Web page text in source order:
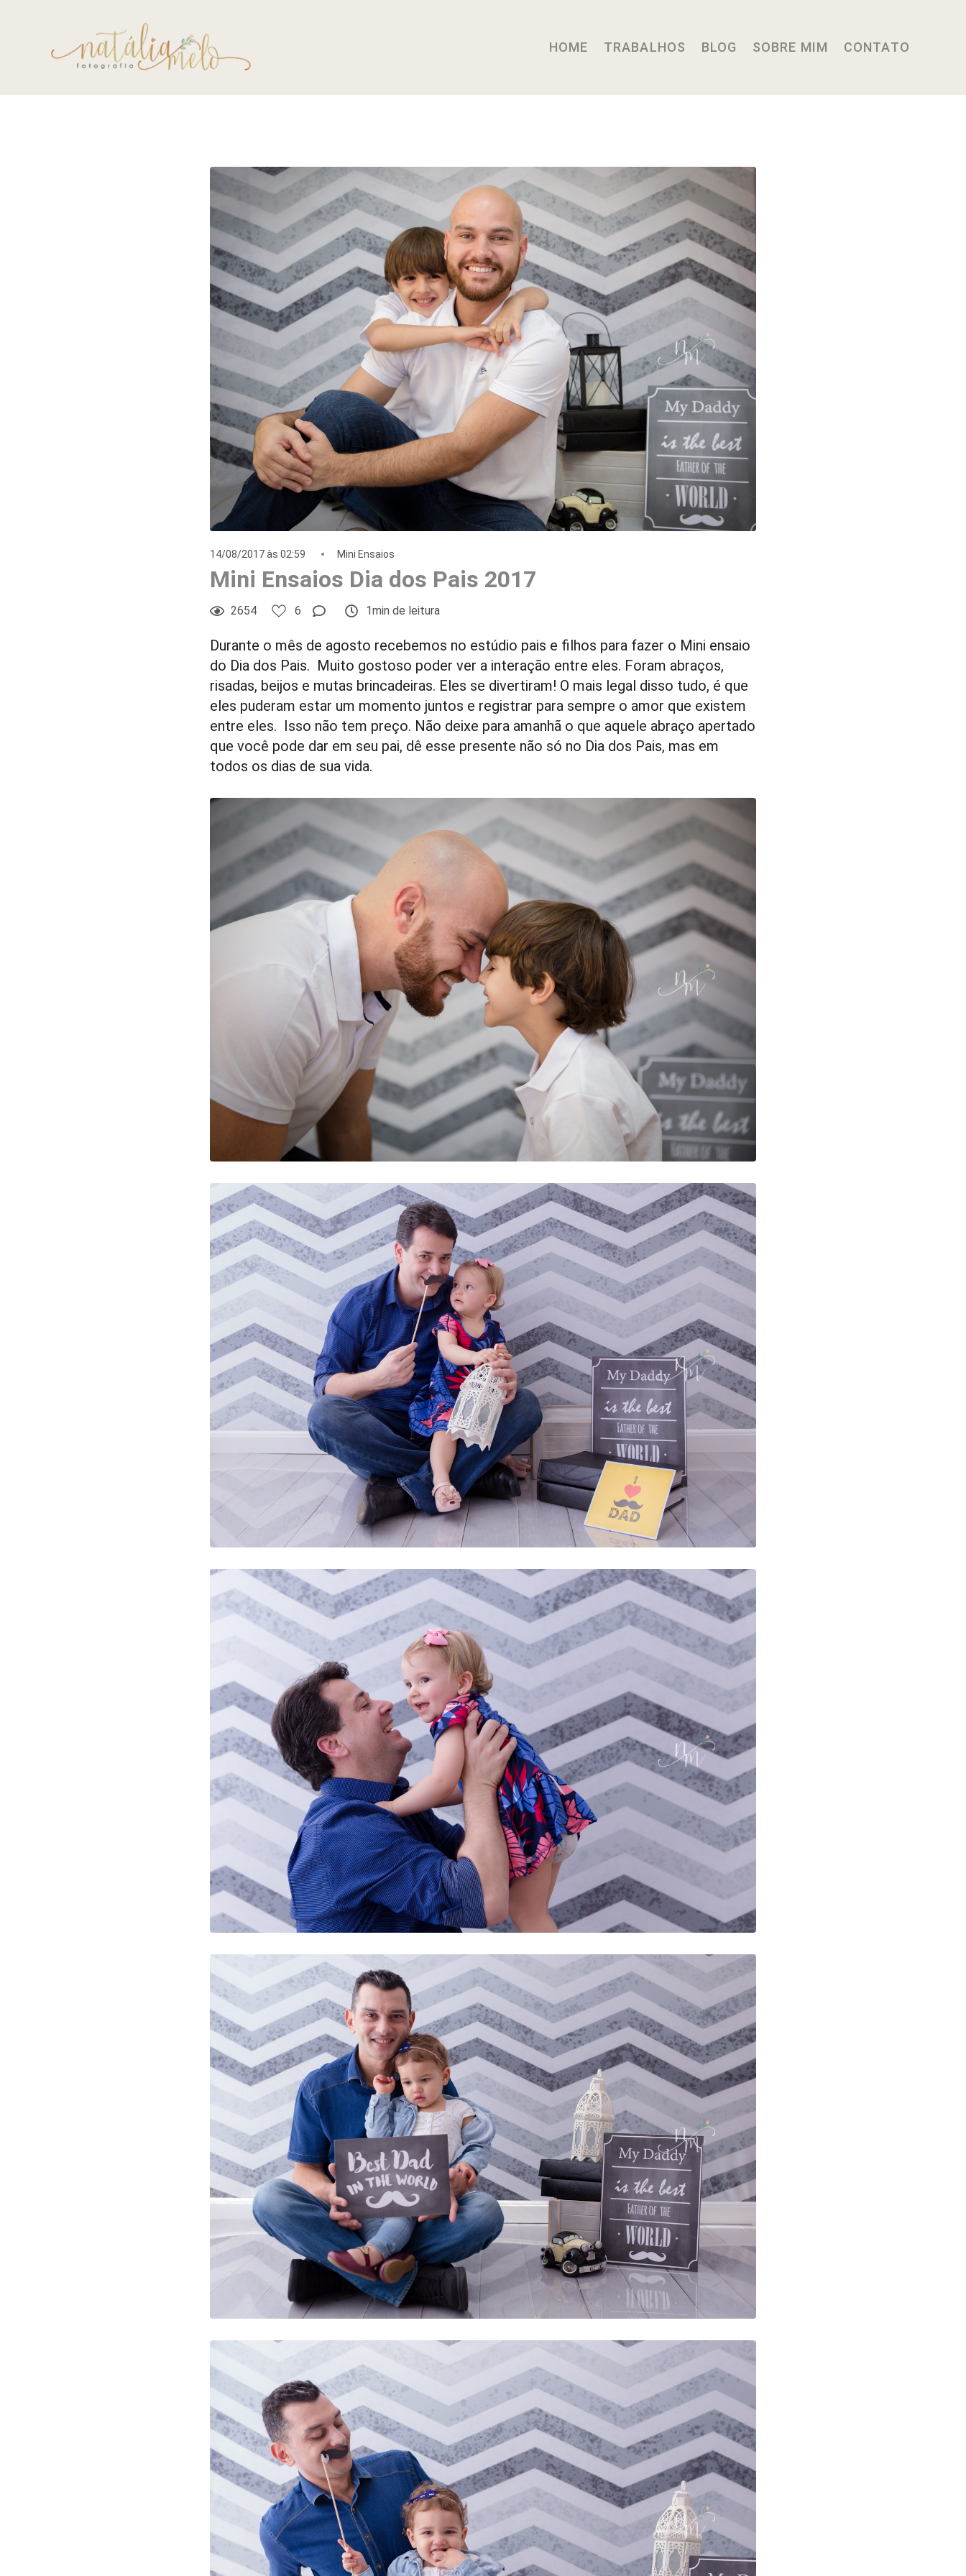
HOME TRABALHOS BLOG SOBRE MIM CONTATO
14/08/2017 às 02:59 Mini Ensaios
Mini Ensaios Dia dos Pais 2017
2654 6 1min de leitura
Durante o mês de agosto recebemos no estúdio pais e filhos para fazer o Mini ensaio
do Dia dos Pais. Muito gostoso poder ver a interação entre eles. Foram abraços,
risadas, beijos e mutas brincadeiras. Eles se divertiram! O mais legal disso tudo, é que
eles puderam estar um momento juntos e registrar para sempre o amor que existem
entre eles. Isso não tem preço. Não deixe para amanhã o que aquele abraço apertado
que você pode dar em seu pai, dê esse presente não só no Dia dos Pais, mas em
todos os dias de sua vida.